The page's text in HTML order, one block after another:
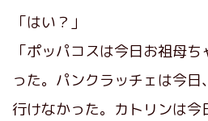
「はい？」
「ポッパコスは今日お祖母
った。パンクラッチェは今
行けなかった。カトリンは